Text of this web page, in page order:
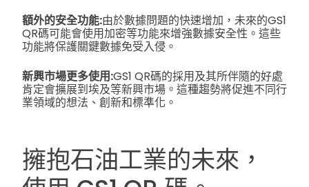
額外的安全功能:由於數據問題的快速增加，未來的GS1
QR碼可能會使用加密等功能來增強數據安全性。這些
功能將保護關鍵數據免受入侵。
新興市場更多使用:GS1 QR碼的採用及其所伴隨的好處
肯定會擴展到埃及等新興市場。這種趨勢將促進不同行
業領域的想法、創新和標準化。
擁抱石油工業的未來，